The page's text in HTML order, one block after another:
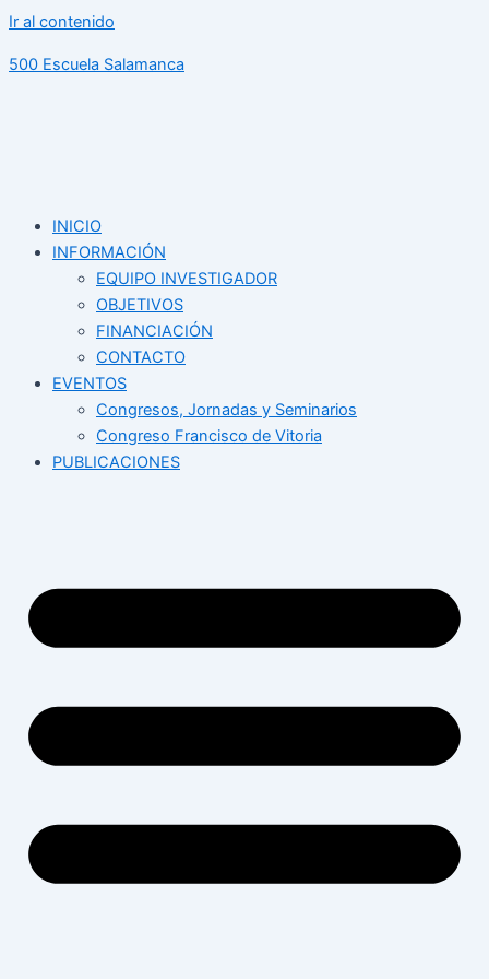
Ir al contenido
500 Escuela Salamanca
INICIO
INFORMACIÓN
EQUIPO INVESTIGADOR
OBJETIVOS
FINANCIACIÓN
CONTACTO
EVENTOS
Congresos, Jornadas y Seminarios
Congreso Francisco de Vitoria
PUBLICACIONES